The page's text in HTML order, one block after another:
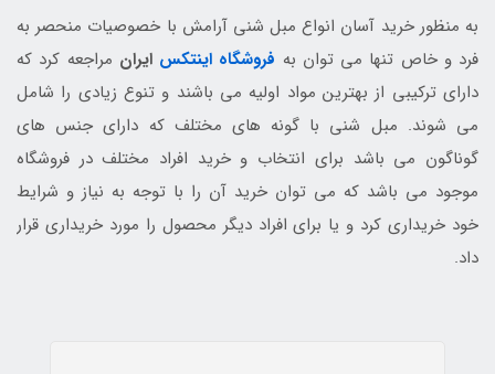
به منظور خرید آسان انواع مبل شنی آرامش با خصوصیات منحصر به
فرد و خاص تنها می توان به فروشگاه اینتکس ایران مراجعه کرد که
دارای ترکیبی از بهترین مواد اولیه می باشند و تنوع زیادی را شامل
می شوند. مبل شنی با گونه های مختلف که دارای جنس های
گوناگون می باشد برای انتخاب و خرید افراد مختلف در فروشگاه
موجود می باشد که می توان خرید آن را با توجه به نیاز و شرایط
خود خریداری کرد و یا برای افراد دیگر محصول را مورد خریداری قرار
داد.